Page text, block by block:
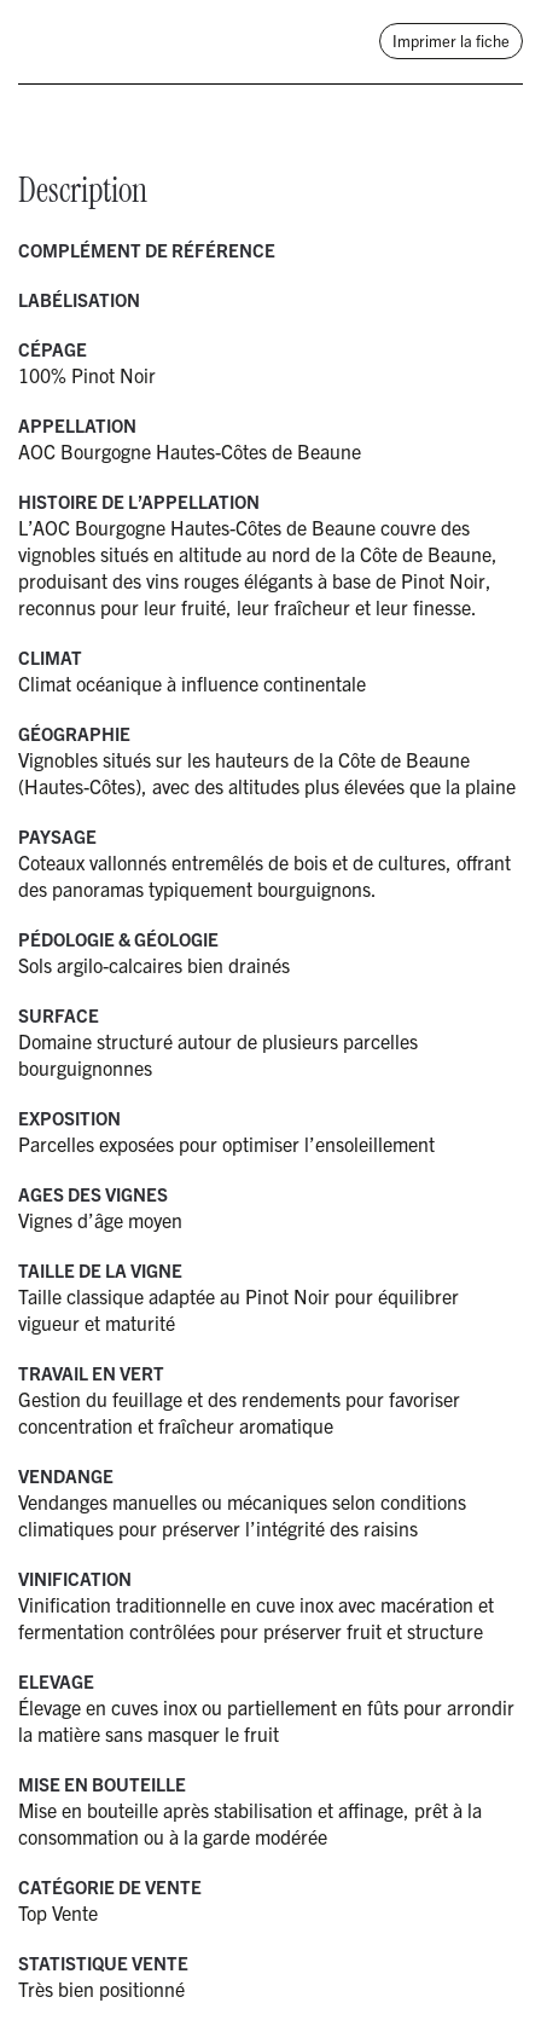
Imprimer la fiche
Description
COMPLÉMENT DE RÉFÉRENCE
LABÉLISATION
CÉPAGE
100% Pinot Noir
APPELLATION
AOC Bourgogne Hautes-Côtes de Beaune
HISTOIRE DE L’APPELLATION
L’AOC Bourgogne Hautes-Côtes de Beaune couvre des
vignobles situés en altitude au nord de la Côte de Beaune,
produisant des vins rouges élégants à base de Pinot Noir,
reconnus pour leur fruité, leur fraîcheur et leur finesse.
CLIMAT
Climat océanique à influence continentale
GÉOGRAPHIE
Vignobles situés sur les hauteurs de la Côte de Beaune
(Hautes-Côtes), avec des altitudes plus élevées que la plaine
PAYSAGE
Coteaux vallonnés entremêlés de bois et de cultures, offrant
des panoramas typiquement bourguignons.
PÉDOLOGIE & GÉOLOGIE
Sols argilo-calcaires bien drainés
SURFACE
Domaine structuré autour de plusieurs parcelles
bourguignonnes
EXPOSITION
Parcelles exposées pour optimiser l’ensoleillement
AGES DES VIGNES
Vignes d’âge moyen
TAILLE DE LA VIGNE
Taille classique adaptée au Pinot Noir pour équilibrer
vigueur et maturité
TRAVAIL EN VERT
Gestion du feuillage et des rendements pour favoriser
concentration et fraîcheur aromatique
VENDANGE
Vendanges manuelles ou mécaniques selon conditions
climatiques pour préserver l’intégrité des raisins
VINIFICATION
Vinification traditionnelle en cuve inox avec macération et
fermentation contrôlées pour préserver fruit et structure
ELEVAGE
Élevage en cuves inox ou partiellement en fûts pour arrondir
la matière sans masquer le fruit
MISE EN BOUTEILLE
Mise en bouteille après stabilisation et affinage, prêt à la
consommation ou à la garde modérée
CATÉGORIE DE VENTE
Top Vente
STATISTIQUE VENTE
Très bien positionné